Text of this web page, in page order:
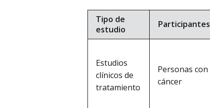
Tipo de
estudio
Participantes
Estudios
clínicos de
tratamiento
Personas con
cáncer